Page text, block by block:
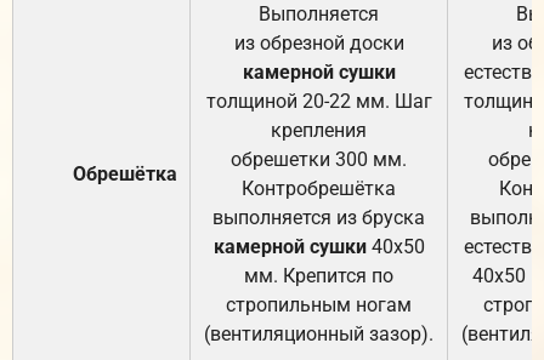
Обрешётка
Выполняется
из обрезной доски
камерной сушки
толщиной 20-22 мм. Шаг
крепления
обрешетки 300 мм.
Контробрешётка
выполняется из бруска
камерной сушки40х50
мм. Крепится по
стропильным ногам
(вентиляционный зазор).
из
40х50